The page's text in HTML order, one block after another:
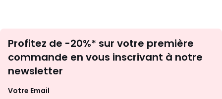
newsletter
Profitez de -20%* sur votre première
commande en vous inscrivant à notre
newsletter
Votre Email